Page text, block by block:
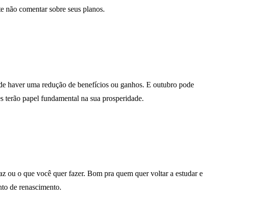
comentar sobre seus planos.
haver uma redução de benefícios ou ganhos. E outubro pode
papel fundamental na sua prosperidade.
ou o que você quer fazer. Bom pra quem quer voltar a estudar e
de renascimento.